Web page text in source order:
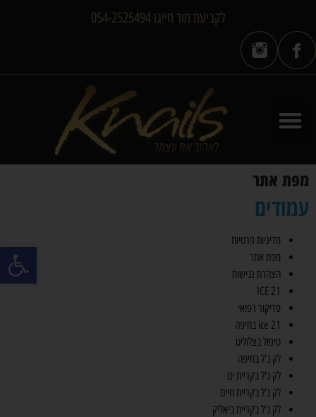
פתח
לקביעת תור חייגו 054-2525494
מפת אתר
עמודים
מדיניות פרטיות
מפת אתר
הצהרת נגישות
ICE 21
פדיקור רפואי
ice 21 בחיפה
טיפול בצלוליט
לק ג'ל בחיפה
לק ג'ל בקריית ים
לק ג'ל בקריית חיים
לק ג'ל בקריית ביאליק